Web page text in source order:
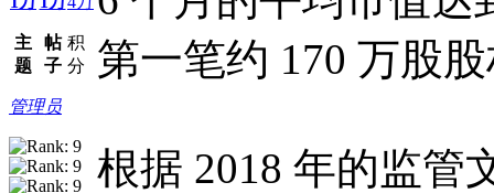
主
题
帖
子
积
分
管理员
第一笔约 170 万股
根据 2018 年的监管